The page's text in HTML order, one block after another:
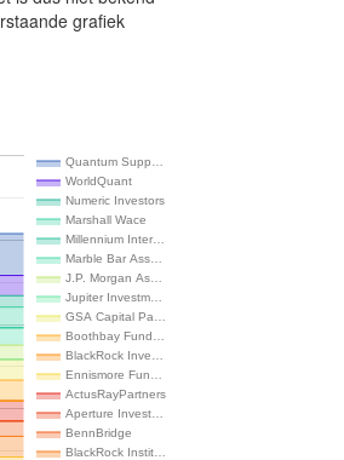
grafiek
Quantum Supp…
WorldQuant
Numeric Investors
Marshall Wace
Millennium Inter…
Marble Bar Ass…
J.P. Morgan As…
Jupiter Investm…
GSA Capital Pa…
Boothbay Fund…
BlackRock Inve…
Ennismore Fun…
ActusRayPartners
Aperture Invest…
BennBridge
BlackRock Instit…